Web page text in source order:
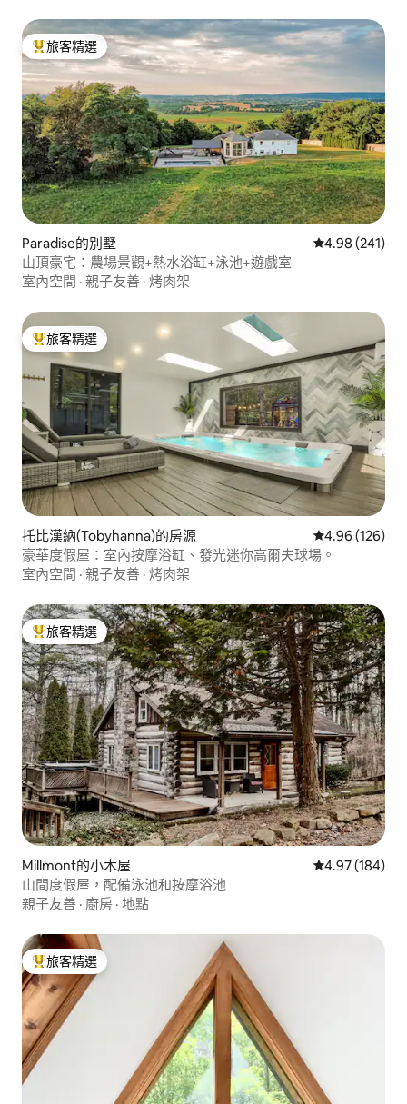
旅客精選榜首
旅客精選
Paradise的別墅 從 241 則評價
4.98 (241)
山頂豪宅：農場景觀+熱水浴缸+泳池+遊戲室
室內空間 · 親子友善 · 烤肉架
旅客精選榜首
旅客精選
托比漢納(Tobyhanna)的房源 從 126 則評價
4.96 (126)
豪華度假屋：室內按摩浴缸、發光迷你高爾夫球場。
室內空間 · 親子友善 · 烤肉架
旅客精選榜首
旅客精選
Millmont的小木屋 從 184 則評價
4.97 (184)
山間度假屋，配備泳池和按摩浴池
親子友善 · 廚房 · 地點
旅客精選榜首
旅客精選